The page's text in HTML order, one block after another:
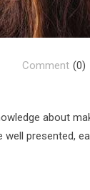
(0)
Comment
about
presented,